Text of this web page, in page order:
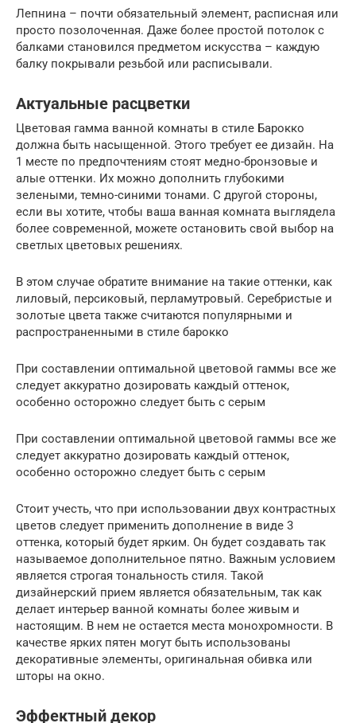
Лепнина – почти обязательный элемент, расписная или
просто позолоченная. Даже более простой потолок с
балками становился предметом искусства – каждую
балку покрывали резьбой или расписывали.
Актуальные расцветки
Цветовая гамма ванной комнаты в стиле Барокко
должна быть насыщенной. Этого требует ее дизайн. На
1 месте по предпочтениям стоят медно-бронзовые и
алые оттенки. Их можно дополнить глубокими
зелеными, темно-синими тонами. С другой стороны,
если вы хотите, чтобы ваша ванная комната выглядела
более современной, можете остановить свой выбор на
светлых цветовых решениях.
В этом случае обратите внимание на такие оттенки, как
лиловый, персиковый, перламутровый. Серебристые и
золотые цвета также считаются популярными и
распространенными в стиле барокко
При составлении оптимальной цветовой гаммы все же
следует аккуратно дозировать каждый оттенок,
особенно осторожно следует быть с серым
При составлении оптимальной цветовой гаммы все же
следует аккуратно дозировать каждый оттенок,
особенно осторожно следует быть с серым
Стоит учесть, что при использовании двух контрастных
цветов следует применить дополнение в виде 3
оттенка, который будет ярким. Он будет создавать так
называемое дополнительное пятно. Важным условием
является строгая тональность стиля. Такой
дизайнерский прием является обязательным, так как
делает интерьер ванной комнаты более живым и
настоящим. В нем не остается места монохромности. В
качестве ярких пятен могут быть использованы
декоративные элементы, оригинальная обивка или
шторы на окно.
Эффектный декор